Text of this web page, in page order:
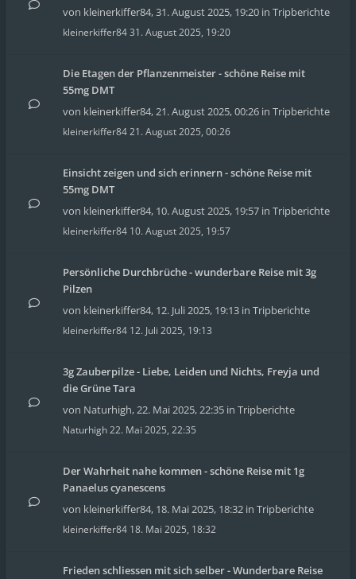
von kleinerkiffer84,31. August 2025, 19:20 in Tripberichte
kleinerkiffer8431. August 2025, 19:20
Die Etagen der Pflanzenmeister - schöne Reise mit
55mg DMT
von kleinerkiffer84,21. August 2025, 00:26 in Tripberichte
kleinerkiffer8421. August 2025, 00:26
Einsicht zeigen und sich erinnern - schöne Reise mit
55mg DMT
von kleinerkiffer84, 10. August 2025, 19:57 in Tripberichte
kleinerkiffer84 10. August 2025, 19:57
Persönliche Durchbrüche - wunderbare Reise mit 3g
Pilzen
von kleinerkiffer84, 12. Juli 2025, 19:13 in Tripberichte
kleinerkiffer84 12. Juli 2025, 19:13
3g Zauberpilze - Liebe, Leiden und Nichts, Freyja und
die Grüne Tara
von Naturhigh,22. Mai 2025, 22:35 in Tripberichte
Naturhigh22. Mai 2025, 22:35
Der Wahrheit nahe kommen - schöne Reise mit 1g
Panaelus cyanescens
von kleinerkiffer84, 18. Mai 2025, 18:32 in Tripberichte
kleinerkiffer84 18. Mai 2025, 18:32
Frieden schliessen mit sich selber - Wunderbare Reise